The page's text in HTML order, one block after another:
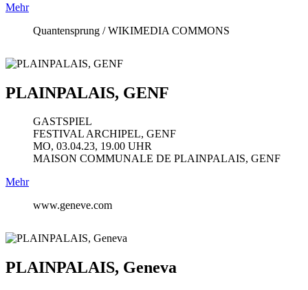
Mehr
Quantensprung / WIKIMEDIA COMMONS
PLAINPALAIS, GENF
GASTSPIEL
FESTIVAL ARCHIPEL, GENF
MO, 03.04.23, 19.00 UHR
MAISON COMMUNALE DE PLAINPALAIS, GENF
Mehr
www.geneve.com
PLAINPALAIS, Geneva